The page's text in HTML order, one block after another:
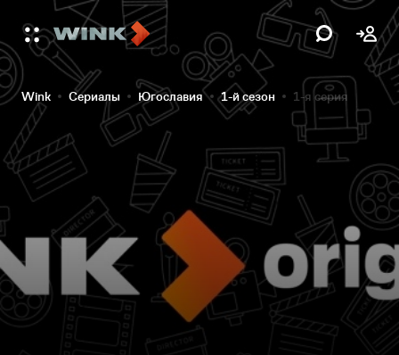
Wink Сериалы Югославия 1-й сезон 1-я серия